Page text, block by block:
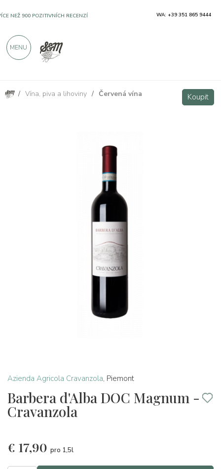
/ Vína, piva a lihoviny / Červená vína Koupit
Azienda Agricola Cravanzola, Piemont
Barbera d'Alba DOC Magnum -
Cravanzola
€ 17,90 pro 1,5l
Barbera d'Alba DOC Magnum - Cravanzola Koupit
NEŽ 900 POZITIVNÍCH RECENZÍ WA: +39 351 865 9444
MENU